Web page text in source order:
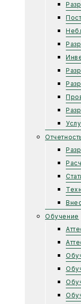
Обучение